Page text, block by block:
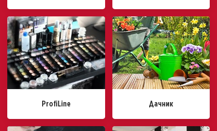
ProfiLine Дачник